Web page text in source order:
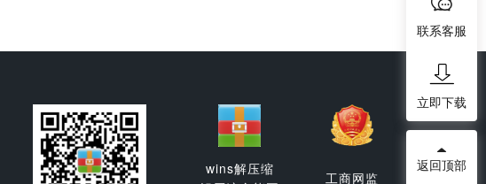
wins解压缩
工商网监
联系客服
立即下载
返回顶部